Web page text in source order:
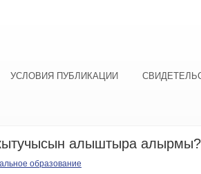
УСЛОВИЯ ПУБЛИКАЦИИ
алыштыра алырмы?
образование